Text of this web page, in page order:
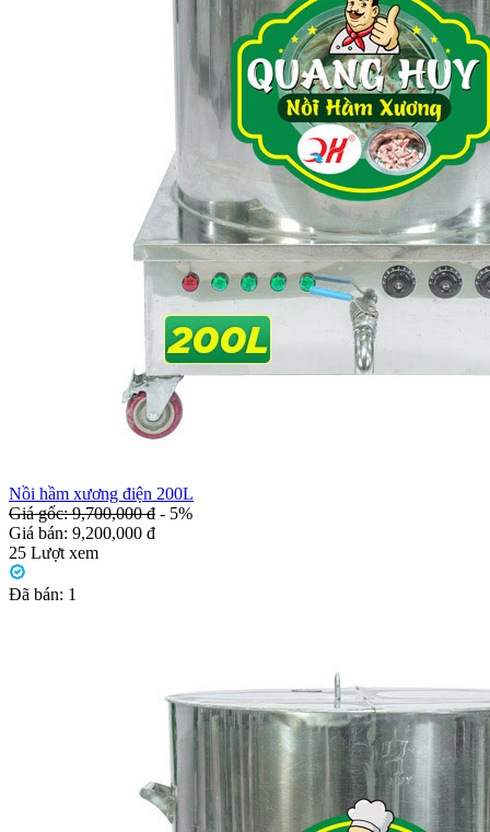
Nồi hầm xương điện 200L
Giá gốc: 9,700,000 đ - 5%
Giá bán: 9,200,000 đ
25 Lượt xem
Đã bán: 1